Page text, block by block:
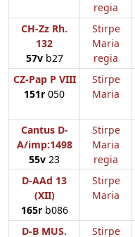
regia
CH-Zz Rh.
132
57vb27
Stirpe
Maria
regia
CZ-Pap P VIII
151r 050
Stirpe
Maria
Cantus D-
A/imp:1498
55v 23
Stirpe
Maria
regia
D-AAd 13
(XII)
165rb086
Stirpe
Maria
D-B MUS. Stirpe